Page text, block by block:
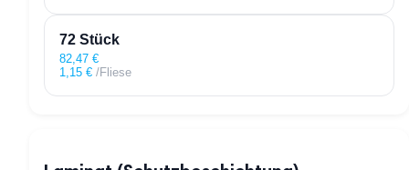
72 Stück
82,47 €
1,15 € /Fliese